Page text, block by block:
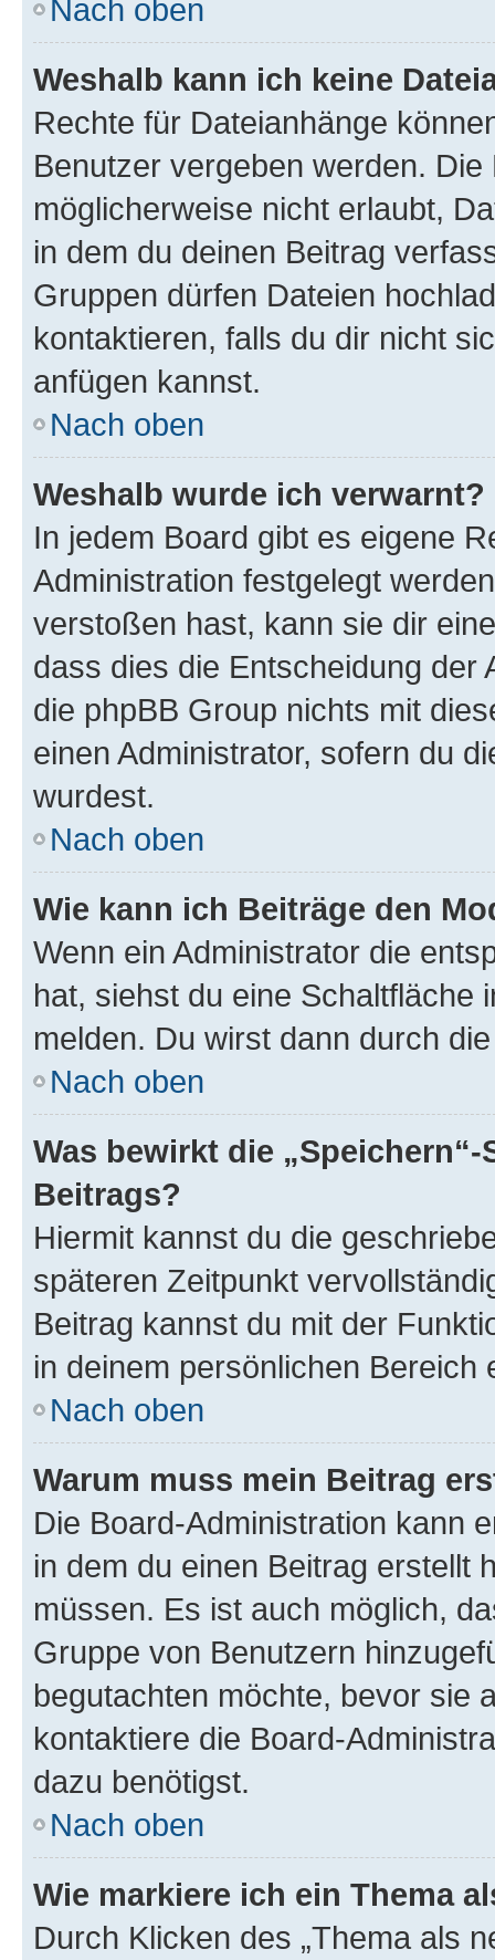
Nach oben
Weshalb kann ich keine
Rechte für Dateianhänge
Benutzer vergeben werden.
möglicherweise nicht erlaubt,
in dem du deinen Beitrag
Gruppen dürfen Dateien
kontaktieren, falls du dir nicht
anfügen kannst.
Nach oben
Weshalb wurde ich verwarnt?
In jedem Board gibt es eigene
Administration festgelegt
verstoßen hast, kann sie dir
dass dies die Entscheidung der
die phpBB Group nichts mit
einen Administrator, sofern du
wurdest.
Nach oben
Wie kann ich Beiträge den
Wenn ein Administrator die
hat, siehst du eine Schaltfläche
melden. Du wirst dann durch
Nach oben
Was bewirkt die
Beitrags?
Hiermit kannst du die
späteren Zeitpunkt
Beitrag kannst du mit der
in deinem persönlichen Bereich
Nach oben
Warum muss mein Beitrag
Die Board-Administration kann
in dem du einen Beitrag erstellt
müssen. Es ist auch möglich,
Gruppe von Benutzern
begutachten möchte, bevor sie
kontaktiere die Board-
dazu benötigst.
Nach oben
Wie markiere ich ein Thema
Durch Klicken des „Thema als